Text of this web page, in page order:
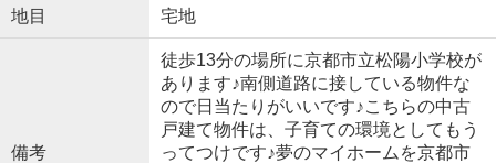
地目 宅地
備考
徒歩13分の場所に京都市立松陽小学校が
あります♪南側道路に接している物件な
ので日当たりがいいです♪こちらの中古
戸建て物件は、子育ての環境としてもう
ってつけです♪夢のマイホームを京都市